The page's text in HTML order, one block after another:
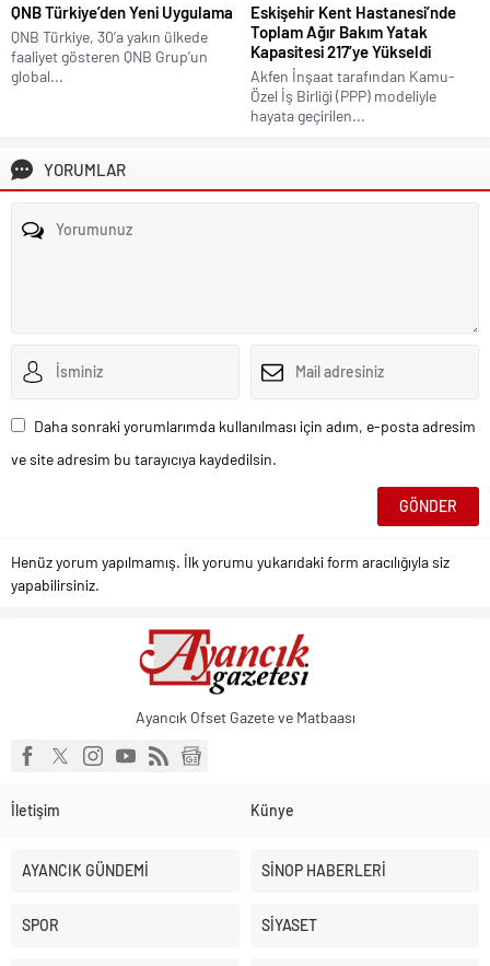
QNB Türkiye’den Yeni Uygulama
QNB Türkiye, 30’a yakın ülkede
faaliyet gösteren QNB Grup’un
global...
Eskişehir Kent Hastanesi’nde
Toplam Ağır Bakım Yatak
Kapasitesi 217’ye Yükseldi
Akfen İnşaat tarafından Kamu-
Özel İş Birliği (PPP) modeliyle
hayata geçirilen...
YORUMLAR
Daha sonraki yorumlarımda kullanılması için adım, e-posta adresim
ve site adresim bu tarayıcıya kaydedilsin.
Henüz yorum yapılmamış. İlk yorumu yukarıdaki form aracılığıyla siz
yapabilirsiniz.
Ayancık Ofset Gazete ve Matbaası
İletişim Künye
AYANCIK GÜNDEMİ SİNOP HABERLERİ
SPOR SİYASET